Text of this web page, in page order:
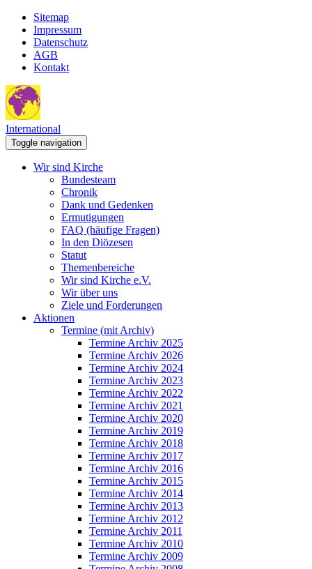
Sitemap
Impressum
Datenschutz
AGB
Kontakt
International
Toggle navigation
Wir sind Kirche
Bundesteam
Chronik
Dank und Gedenken
Ermutigungen
FAQ (häufige Fragen)
In den Diözesen
Statut
Themenbereiche
Wir sind Kirche e.V.
Wir über uns
Ziele und Forderungen
Aktionen
Termine (mit Archiv)
Termine Archiv 2025
Termine Archiv 2026
Termine Archiv 2024
Termine Archiv 2023
Termine Archiv 2022
Termine Archiv 2021
Termine Archiv 2020
Termine Archiv 2019
Termine Archiv 2018
Termine Archiv 2017
Termine Archiv 2016
Termine Archiv 2015
Termine Archiv 2014
Termine Archiv 2013
Termine Archiv 2012
Termine Archiv 2011
Termine Archiv 2010
Termine Archiv 2009